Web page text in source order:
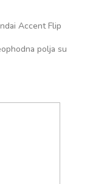
Accent Flip
polja su